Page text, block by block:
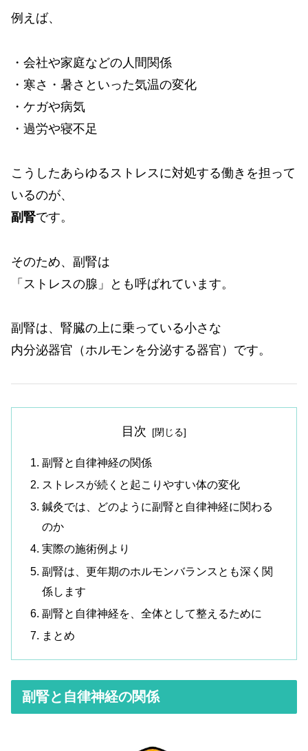
例えば、
・会社や家庭などの人間関係
・寒さ・暑さといった気温の変化
・ケガや病気
・過労や寝不足
こうしたあらゆるストレスに対処する働きを担って
いるのが、
副腎です。
そのため、副腎は
「ストレスの腺」とも呼ばれています。
副腎は、腎臓の上に乗っている小さな
内分泌器官（ホルモンを分泌する器官）です。
目次
副腎と自律神経の関係
ストレスが続くと起こりやすい体の変化
鍼灸では、どのように副腎と自律神経に関わる
のか
実際の施術例より
副腎は、更年期のホルモンバランスとも深く関
係します
副腎と自律神経を、全体として整えるために
まとめ
副腎と自律神経の関係